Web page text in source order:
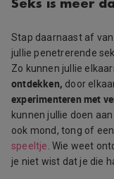
Stap daarnaast af
jullie penetrerende
Zo kunnen jullie
ontdekken, door
experimenteren met
kunnen jullie doen
ook mond, tong of
speeltje . Wie weet
je niet wist dat je die